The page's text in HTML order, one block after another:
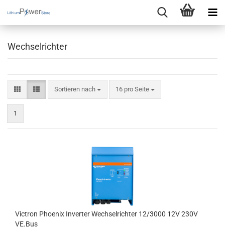
Wechselrichter
Sortieren nach
Sortieren nach 16 pro Seite
pro Seite
1
Victron Phoenix Inverter Wechselrichter 12/3000 12V 230V
VE.Bus